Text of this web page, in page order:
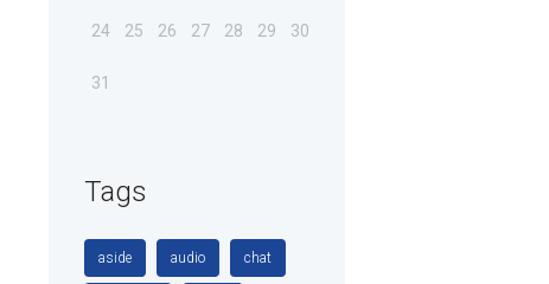
24 25 26 27 28 29 30
31
Tags
aside audio chat